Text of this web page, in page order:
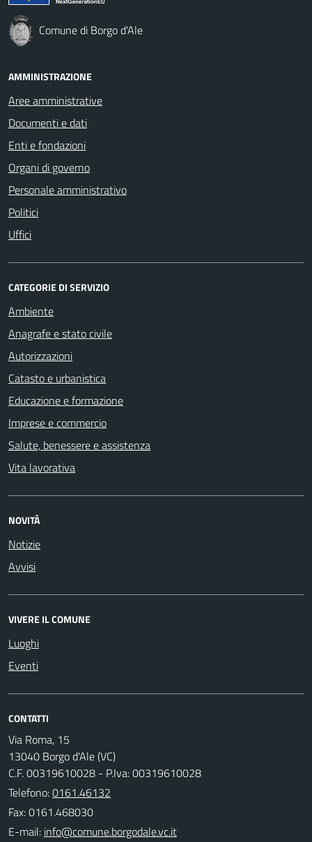
Comune di Borgo d'Ale
AMMINISTRAZIONE
Aree amministrative
Documenti e dati
Enti e fondazioni
Organi di governo
Personale amministrativo
Politici
Uffici
CATEGORIE DI SERVIZIO
Ambiente
Anagrafe e stato civile
Autorizzazioni
Catasto e urbanistica
Educazione e formazione
Imprese e commercio
Salute, benessere e assistenza
Vita lavorativa
NOVITÀ
Notizie
Avvisi
VIVERE IL COMUNE
Luoghi
Eventi
CONTATTI
Via Roma, 15
13040 Borgo d'Ale (VC)
C.F. 00319610028 - P.Iva: 00319610028
Telefono:0161.46132
Fax: 0161.468030
E-mail: